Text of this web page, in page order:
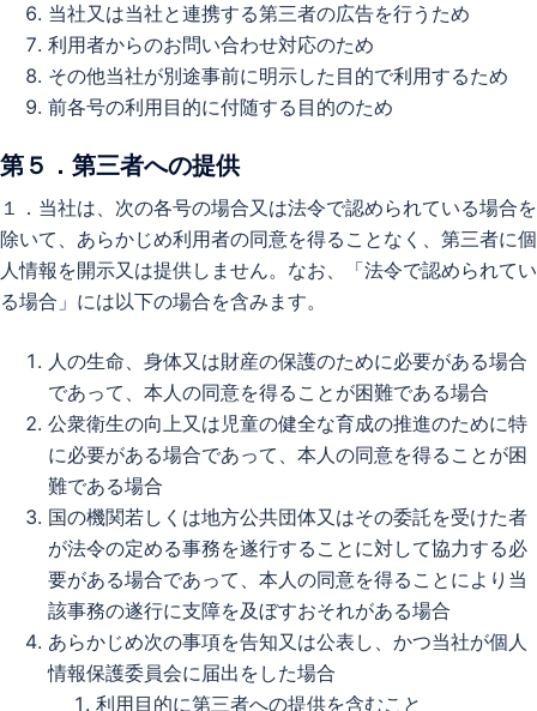
当社又は当社と連携する第三者の広告を行うため
利用者からのお問い合わせ対応のため
その他当社が別途事前に明示した目的で利用するため
前各号の利用目的に付随する目的のため
第５．第三者への提供
１．当社は、次の各号の場合又は法令で認められている場合を
除いて、あらかじめ利用者の同意を得ることなく、第三者に個
人情報を開示又は提供しません。なお、「法令で認められてい
る場合」には以下の場合を含みます。
人の生命、身体又は財産の保護のために必要がある場合
であって、本人の同意を得ることが困難である場合
公衆衛生の向上又は児童の健全な育成の推進のために特
に必要がある場合であって、本人の同意を得ることが困
難である場合
国の機関若しくは地方公共団体又はその委託を受けた者
が法令の定める事務を遂行することに対して協力する必
要がある場合であって、本人の同意を得ることにより当
該事務の遂行に支障を及ぼすおそれがある場合
あらかじめ次の事項を告知又は公表し、かつ当社が個人
情報保護委員会に届出をした場合
利用目的に第三者への提供を含むこと